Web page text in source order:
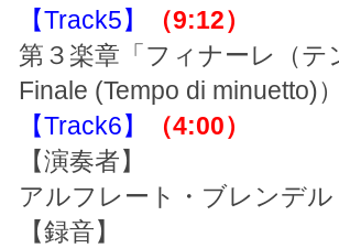
【Track5】
（9:12）
第３楽章「フィナーレ（
Finale (Tempo di minuetto)
【Track6】
（4:00）
【演奏者】
アルフレート・ブレンデ
【録音】